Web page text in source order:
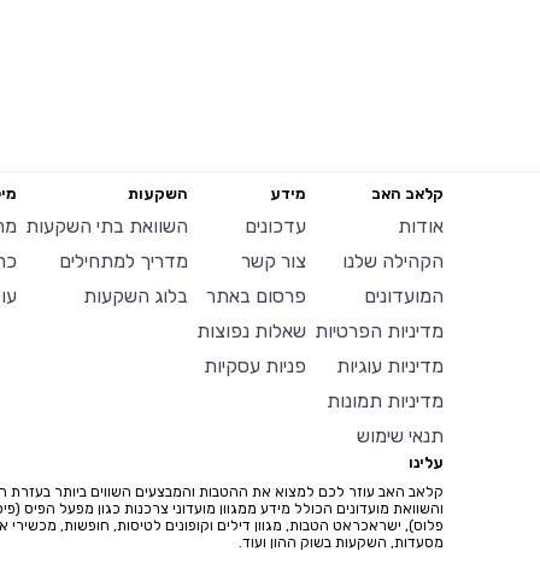
קלאב האב
אודות
הקהילה שלנו
המועדונים
מדיניות הפרטיות
מדיניות עוגיות
מדיניות תמונות
תנאי שימוש
מידע
עדכונים
צור קשר
פרסום באתר
שאלות נפוצות
פניות עסקיות
השקעות
השוואת בתי השקעות
מדריך למתחילים
בלוג השקעות
עלינו
קלאב האב עוזר לכם למצוא את ההטבות והמבצעים השווים ביותר בעזרת
והשוואת מועדונים הכולל מידע ממגוון מועדוני צרכנות כגון מפעל הפיס
פלוס), ישראכראט הטבות, מגוון דילים וקופונים לטיסות, חופשות, מכשירי
מסעדות, השקעות בשוק ההון ועוד.